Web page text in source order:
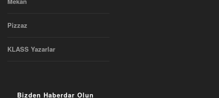
Pizzaz
KLASS Yazarlar
Bizden Haberdar Olun